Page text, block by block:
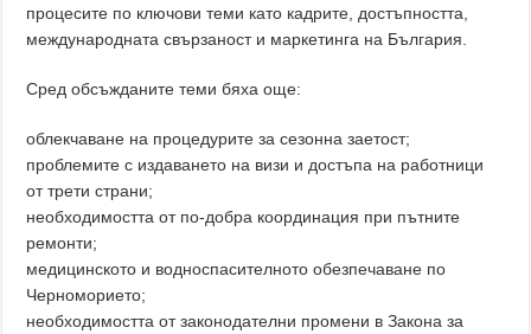
процесите по ключови теми като кадрите, достъпността,
международната свързаност и маркетинга на България.
Сред обсъжданите теми бяха още:
облекчаване на процедурите за сезонна заетост;
проблемите с издаването на визи и достъпа на работници
от трети страни;
необходимостта от по-добра координация при пътните
ремонти;
медицинското и водноспасителното обезпечаване по
Черноморието;
необходимостта от законодателни промени в Закона за